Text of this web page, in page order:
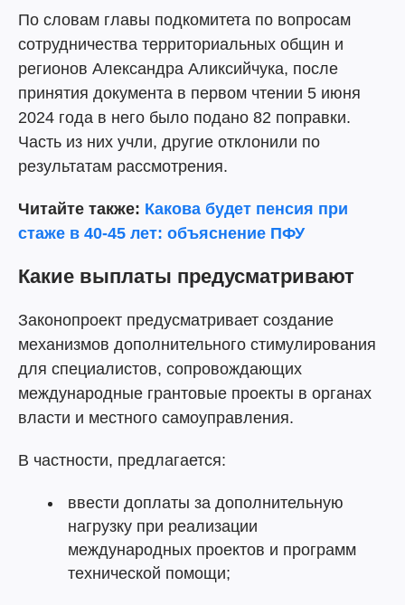
По словам главы подкомитета по вопросам
сотрудничества территориальных общин и
регионов Александра Аликсийчука, после
принятия документа в первом чтении 5 июня
2024 года в него было подано 82 поправки.
Часть из них учли, другие отклонили по
результатам рассмотрения.
Читайте также: Какова будет пенсия при
стаже в 40-45 лет: объяснение ПФУ
Какие выплаты предусматривают
Законопроект предусматривает создание
механизмов дополнительного стимулирования
для специалистов, сопровождающих
международные грантовые проекты в органах
власти и местного самоуправления.
В частности, предлагается:
ввести доплаты за дополнительную
нагрузку при реализации
международных проектов и программ
технической помощи;